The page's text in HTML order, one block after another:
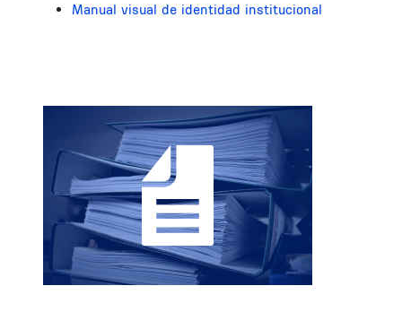
Manual visual de identidad institucional